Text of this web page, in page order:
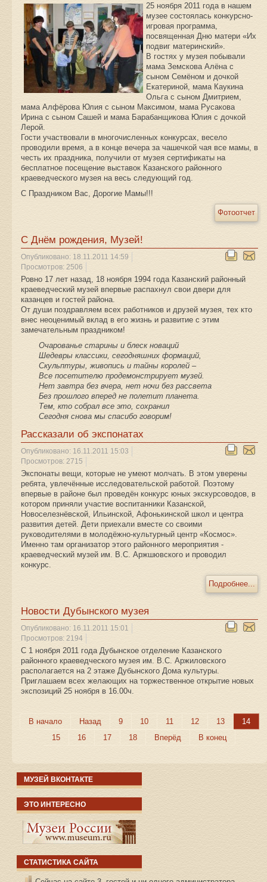
25 ноября 2011 года в нашем
музее состоялась конкурсно-
игровая программа,
посвященная Дню матери «Их
подвиг материнский».
В гостях у музея побывали
мама Земскова Алёна с
сыном Семёном и дочкой
Екатериной, мама Каукина
Ольга с сыном Дмитрием,
мама Алфёрова Юлия с сыном Максимом, мама Русакова
Ирина с сыном Сашей и мама Барабанщикова Юлия с дочкой
Лерой.
Гости участвовали в многочисленных конкурсах, весело
проводили время, а в конце вечера за чашечкой чая все мамы, в
честь их праздника, получили от музея сертификаты на
бесплатное посещение выставок Казанского районного
краеведческого музея на весь следующий год.
С Праздником Вас, Дорогие Мамы!!!
Фотоотчет
С Днём рождения, Музей!
Опубликовано: 18.11.2011 14:59
Просмотров: 2506
Ровно 17 лет назад, 18 ноября 1994 года Казанский районный
краеведческий музей впервые распахнул свои двери для
казанцев и гостей района.
От души поздравляем всех работников и друзей музея, тех кто
внес неоценимый вклад в его жизнь и развитие с этим
замечательным праздником!
Очарованье старины и блеск новаций
Шедевры классики, сегодняшних формаций,
Скульптуры, живопись и тайны королей –
Все посетителю продемонстрирует музей.
Нет завтра без вчера, нет ночи без рассвета
Без прошлого вперед не полетит планета.
Тем, кто собрал все это, сохранил
Сегодня снова мы спасибо говорим!
Рассказали об экспонатах
Опубликовано: 16.11.2011 15:03
Просмотров: 2715
Экспонаты вещи, которые не умеют молчать. В этом уверены
ребята, увлечённые исследовательской работой. Поэтому
впервые в районе был проведён конкурс юных экскурсоводов, в
котором приняли участие воспитанники Казанской,
Новоселезнёвской, Ильинской, Афонькинской школ и центра
развития детей. Дети приехали вместе со своими
руководителями в молодёжно-культурный центр «Космос».
Именно там организатор этого районного мероприятия -
краеведческий музей им. В.С. Аржшювского и проводил
конкурс.
Подробнее...
Новости Дубынского музея
Опубликовано: 16.11.2011 15:01
Просмотров: 2194
С 1 ноября 2011 года Дубынское отделение Казанского
районного краеведческого музея им. В.С. Аржиловского
располагается на 2 этаже Дубынского Дома культуры.
Приглашаем всех желающих на торжественное открытие новых
экспозиций 25 ноября в 16.00ч.
В начало Назад 9 10 11 12 13
14
15
16 17 18 Вперёд В конец
МУЗЕЙ ВКОНТАКТЕ
ЭТО ИНТЕРЕСНО
СТАТИСТИКА САЙТА